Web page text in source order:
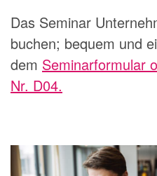
Das Seminar
buchen; bequem und
dem Seminarformular
Nr. D04.